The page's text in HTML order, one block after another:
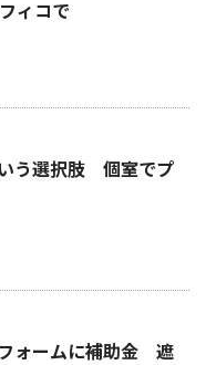
ィコで
う選択肢 個室でプ
ォームに補助金 遮